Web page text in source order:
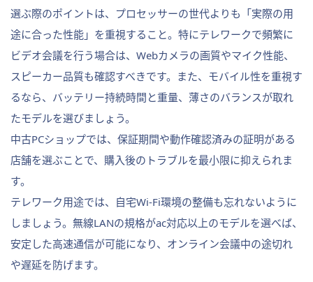
選ぶ際のポイントは、プロセッサーの世代よりも「実際の用
途に合った性能」を重視すること。特にテレワークで頻繁に
ビデオ会議を行う場合は、Webカメラの画質やマイク性能、
スピーカー品質も確認すべきです。また、モバイル性を重視す
るなら、バッテリー持続時間と重量、薄さのバランスが取れ
たモデルを選びましょう。
中古PCショップでは、保証期間や動作確認済みの証明がある
店舗を選ぶことで、購入後のトラブルを最小限に抑えられま
す。
テレワーク用途では、自宅Wi-Fi環境の整備も忘れないように
しましょう。無線LANの規格がac対応以上のモデルを選べば、
安定した高速通信が可能になり、オンライン会議中の途切れ
や遅延を防げます。